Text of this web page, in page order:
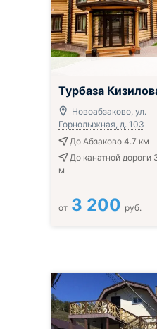
Турбаза
Новоабзаково, ул.
Горнолыжная, д. 103
До Абзаково 4.7 км
До канатной дороги
м
от 3 200 руб.